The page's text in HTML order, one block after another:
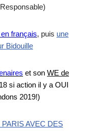
français, puis une
Bidouille
et son WE de
si action il y a OUI
2019!)
AVEC DES